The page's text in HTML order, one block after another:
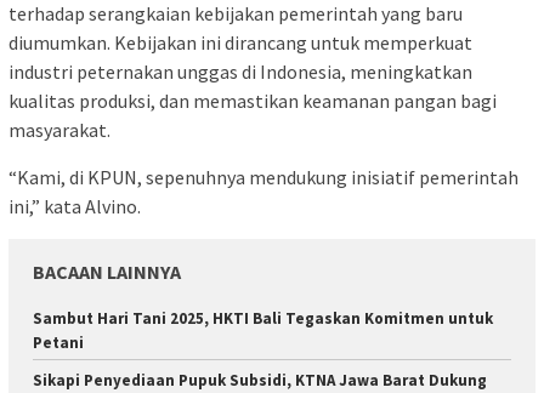
terhadap serangkaian kebijakan pemerintah yang baru
diumumkan. Kebijakan ini dirancang untuk memperkuat
industri peternakan unggas di Indonesia, meningkatkan
kualitas produksi, dan memastikan keamanan pangan bagi
masyarakat.
“Kami, di KPUN, sepenuhnya mendukung inisiatif pemerintah
ini,” kata Alvino.
BACAAN LAINNYA
Sambut Hari Tani 2025, HKTI Bali Tegaskan Komitmen untuk
Petani
Sikapi Penyediaan Pupuk Subsidi, KTNA Jawa Barat Dukung